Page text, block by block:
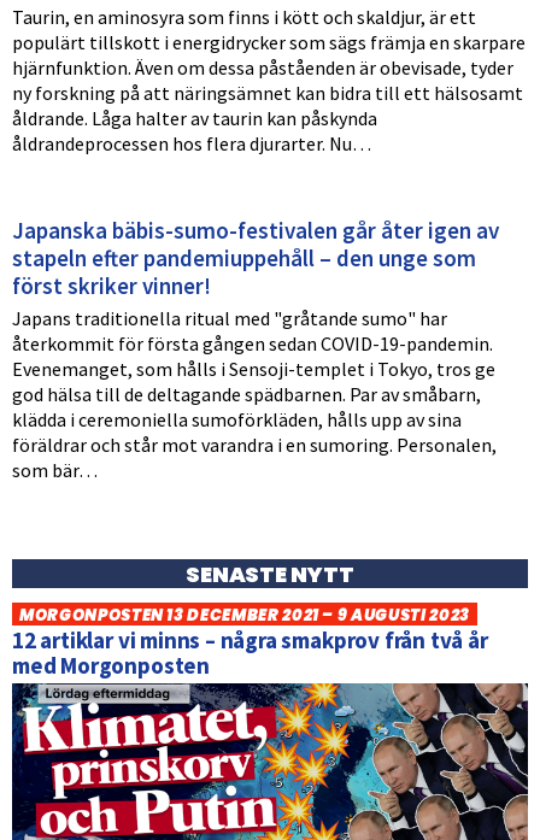
Taurin, en aminosyra som finns i kött och skaldjur, är ett
populärt tillskott i energidrycker som sägs främja en skarpare
hjärnfunktion. Även om dessa påståenden är obevisade, tyder
ny forskning på att näringsämnet kan bidra till ett hälsosamt
åldrande. Låga halter av taurin kan påskynda
åldrandeprocessen hos flera djurarter. Nu…
Japanska bäbis-sumo-festivalen går åter igen av
stapeln efter pandemiuppehåll – den unge som
först skriker vinner!
Japans traditionella ritual med "gråtande sumo" har
återkommit för första gången sedan COVID-19-pandemin.
Evenemanget, som hålls i Sensoji-templet i Tokyo, tros ge
god hälsa till de deltagande spädbarnen. Par av småbarn,
klädda i ceremoniella sumoförkläden, hålls upp av sina
föräldrar och står mot varandra i en sumoring. Personalen,
som bär…
SENASTE NYTT
MORGONPOSTEN 13 DECEMBER 2021 – 9 AUGUSTI 2023
12 artiklar vi minns – några smakprov från två år
med Morgonposten